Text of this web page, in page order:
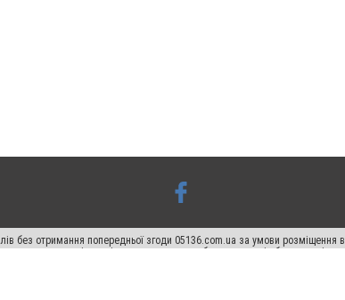
без отримання попередньої згоди 05136.com.ua за умови
на цитовані статті не нижче другого абзацу в тексті або в якості